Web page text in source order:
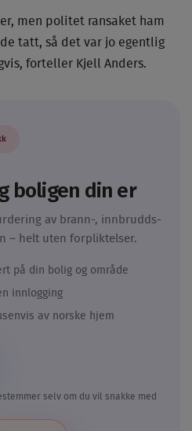
men politet ransaket ham
tatt, så det var jo egentlig
forteller Kjell Anders.
boligen din er
av brann-, innbrudds-
– helt uten forpliktelser.
på din bolig og område
innlogging
av norske hjem
selv om du vil snakke med